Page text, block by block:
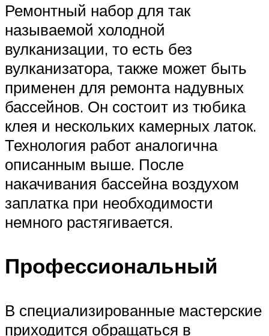
Ремонтный набор для так
называемой холодной
вулканизации, то есть без
вулканизатора, также может быть
применен для ремонта надувных
бассейнов. Он состоит из тюбика
клея и нескольких камерных латок.
Технология работ аналогична
описанным выше. После
накачивания бассейна воздухом
заплатка при необходимости
немного растягивается.
Профессиональный
В специализированные мастерские
приходится обращаться в